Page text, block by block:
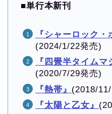
■単行本新刊
『シャーロック・
(2024/1/22発売)
『四畳半タイムマ
(2020/7/29発売)
『熱帯』 (2018/
『太陽と乙女』